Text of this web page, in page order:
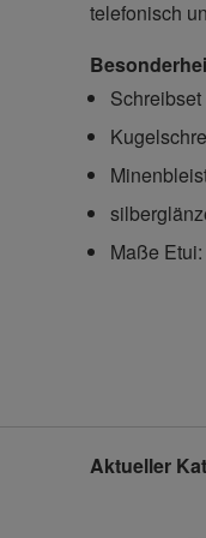
telefonisch
Maße
Aktueller